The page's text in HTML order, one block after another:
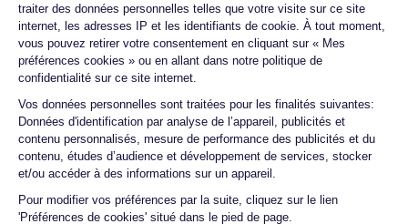
traiter des données personnelles telles que votre visite sur ce site
internet, les adresses IP et les identifiants de cookie. À tout moment,
vous pouvez retirer votre consentement en cliquant sur « Mes
préférences cookies » ou en allant dans notre politique de
confidentialité sur ce site internet.
Vos données personnelles sont traitées pour les finalités suivantes:
Données d'identification par analyse de l’appareil, publicités et
contenu personnalisés, mesure de performance des publicités et du
contenu, études d’audience et développement de services, stocker
et/ou accéder à des informations sur un appareil.
Pour modifier vos préférences par la suite, cliquez sur le lien
'Préférences de cookies' situé dans le pied de page.
Axeptio consent
connexion internet plus rapide et plus stable.
L'appareil peut être mis à jour avec ladernière version d'iOS
qui offre de nouvelles fonctionnalités telles que les widgets
App Clips. L'iPhone 12est également certifiéIP68, ce qui
signifie qu'il est résistant à l'eau pendant 30 minutes.
Si vous souhaitez découvrir tous les détails des
caractéristiques de ce smartphone, consulté lafiche technique
de l'iPhone 12.
Quelle est la différence entre un
iPhone 12 d'occasion et un iPhone 12
reconditionné ?
Proposez-vous une assurance en cas
de casse due à des chocs ou à des
chutes ?
Quels sont les accessoires inclus dans
la commande ?
Quelles garanties offrez-vous sur vos
produits ?